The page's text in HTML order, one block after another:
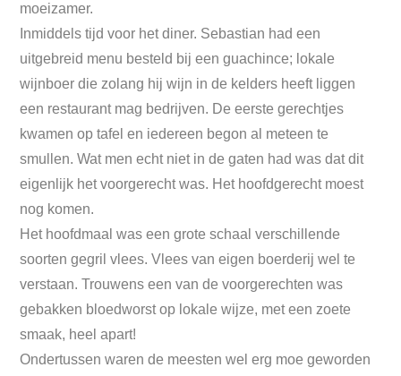
moeizamer.
Inmiddels tijd voor het diner. Sebastian had een
uitgebreid menu besteld bij een guachince; lokale
wijnboer die zolang hij wijn in de kelders heeft liggen
een restaurant mag bedrijven. De eerste gerechtjes
kwamen op tafel en iedereen begon al meteen te
smullen. Wat men echt niet in de gaten had was dat dit
eigenlijk het voorgerecht was. Het hoofdgerecht moest
nog komen.
Het hoofdmaal was een grote schaal verschillende
soorten gegril vlees. Vlees van eigen boerderij wel te
verstaan. Trouwens een van de voorgerechten was
gebakken bloedworst op lokale wijze, met een zoete
smaak, heel apart!
Ondertussen waren de meesten wel erg moe geworden